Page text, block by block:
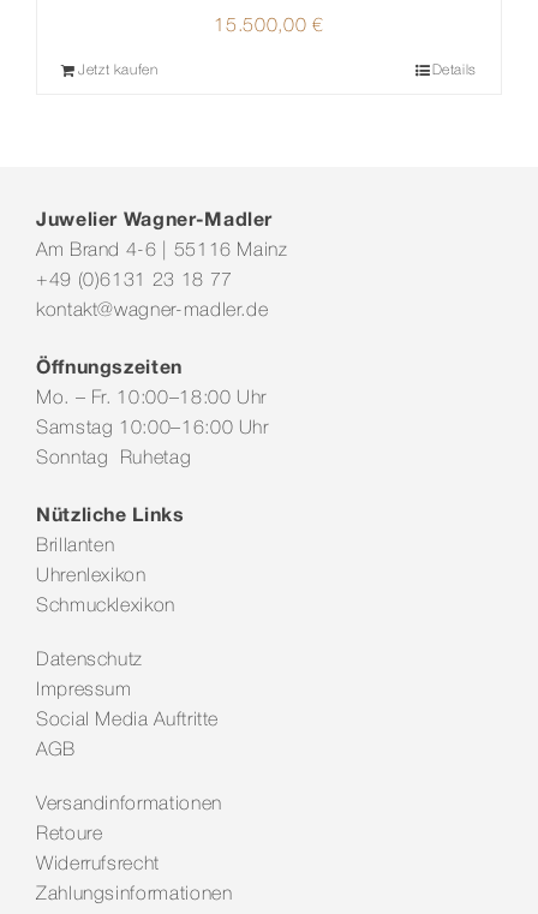
15.500,00 €
Jetzt kaufen Details
Juwelier Wagner-Madler
Am Brand 4-6 | 55116 Mainz
+49 (0)6131 23 18 77
kontakt@wagner-madler.de
Öffnungszeiten
Mo. – Fr. 10:00–18:00 Uhr
Samstag 10:00–16:00 Uhr
Sonntag Ruhetag
Nützliche Links
Brillanten
Uhrenlexikon
Schmucklexikon
Datenschutz
Impressum
Social Media Auftritte
AGB
Versandinformationen
Retoure
Widerrufsrecht
Zahlungsinformationen